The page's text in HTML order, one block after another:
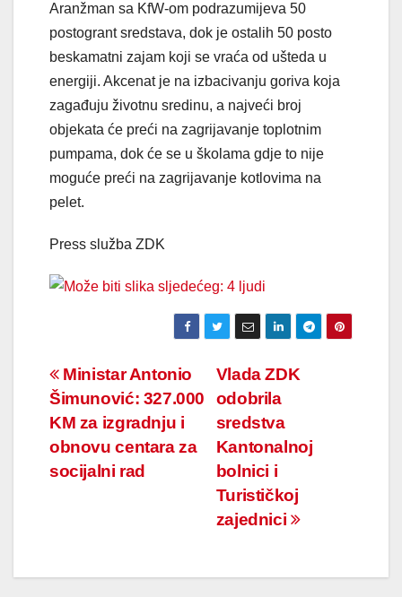
Aranžman sa KfW-om podrazumijeva 50
postogrant sredstava, dok je ostalih 50 posto
beskamatni zajam koji se vraća od ušteda u
energiji. Akcenat je na izbacivanju goriva koja
zagađuju životnu sredinu, a najveći broj
objekata će preći na zagrijavanje toplotnim
pumpama, dok će se u školama gdje to nije
moguće preći na zagrijavanje kotlovima na
pelet.
Press služba ZDK
Navigacija
članaka
Vlada ZDK
odobrila
sredstva
Kantonalnoj
bolnici i
Turističkoj
zajednici
Ministar Antonio
Šimunović: 327.000
KM za izgradnju i
obnovu centara za
socijalni rad